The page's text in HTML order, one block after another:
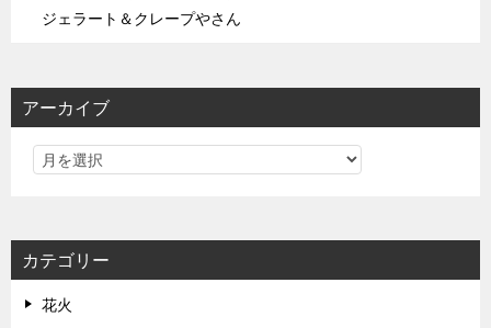
ジェラート＆クレープやさん
アーカイブ
カテゴリー
花火